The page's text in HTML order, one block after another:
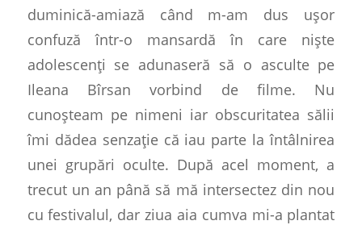
duminică-amiază când m-am dus ușor
confuză într-o mansardă în care niște
adolescenți se adunaseră să o asculte pe
Ileana Bîrsan vorbind de filme. Nu
cunoșteam pe nimeni iar obscuritatea sălii
îmi dădea senzație că iau parte la întâlnirea
unei grupări oculte. După acel moment, a
trecut un an până să mă intersectez din nou
cu festivalul, dar ziua aia cumva mi-a plantat